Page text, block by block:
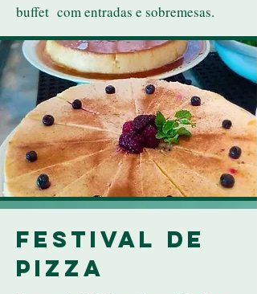
buffet com entradas e sobremesas.
Festival de
Pizza